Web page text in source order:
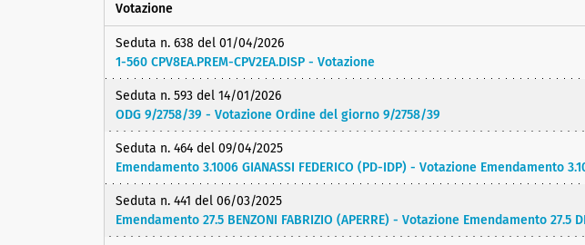
Votazione
Seduta n. 638 del 01/04/2026
1-560 CPV8EA.PREM-CPV2EA.DISP - Votazione
Seduta n. 593 del 14/01/2026
ODG 9/2758/39 - Votazione Ordine del giorno 9/2758/39
Seduta n. 464 del 09/04/2025
Emendamento 3.1006 GIANASSI FEDERICO (PD-IDP) - Votazione Emendamento
Seduta n. 441 del 06/03/2025
Emendamento 27.5 BENZONI FABRIZIO (APERRE) - Votazione Emendamento 27.5